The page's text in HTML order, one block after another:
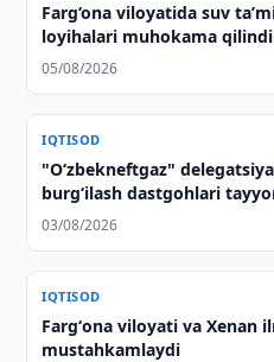
Farg‘ona viloyatida suv
loyihalari muhokama qilindi
05/08/2026
IQTISOD
"O‘zbekneftgaz"
burg‘ilash dastgohlari
kechirdi
03/08/2026
IQTISOD
Fargʻona viloyati va Xenan
mustahkamlaydi